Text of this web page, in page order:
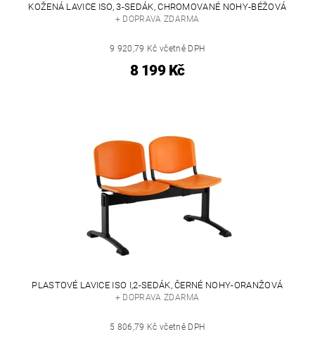
KOŽENÁ LAVICE ISO, 3-SEDÁK, CHROMOVANÉ NOHY-BÉŽOVÁ
+ DOPRAVA ZDARMA
9 920,79 Kč včetně DPH
8 199 Kč
PLASTOVÉ LAVICE ISO I,2-SEDÁK, ČERNÉ NOHY-ORANŽOVÁ
+ DOPRAVA ZDARMA
5 806,79 Kč včetně DPH